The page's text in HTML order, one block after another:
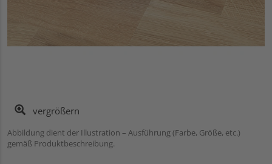
vergrößern
Abbildung dient der Illustration – Ausführung (Farbe, Größe, etc.)
gemäß Produktbeschreibung.